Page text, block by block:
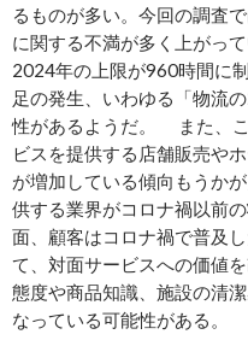
るものが多い。今回の調査
に関する不満が多く上がっ
2024年の上限が960時間に
足の発生、いわゆる「物流
性があるようだ。 また、
ビスを提供する店舗販売や
が増加している傾向もうか
供する業界がコロナ禍以前
面、顧客はコロナ禍で普及
て、対面サービスへの価値
態度や商品知識、施設の清
なっている可能性がある。